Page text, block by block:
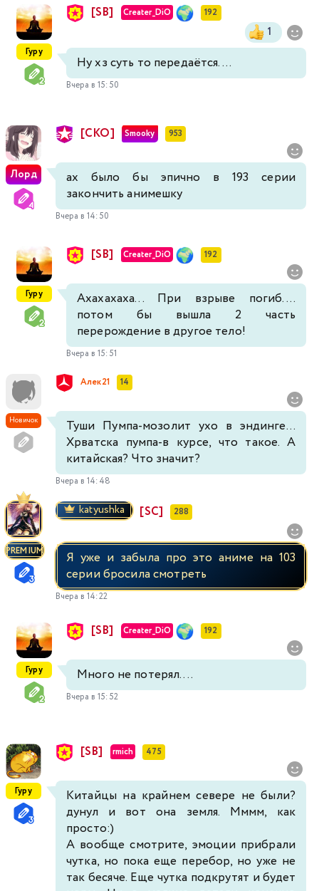
Гуру
[SB] Creater_DiO 192
1
Ну хз суть то передаётся....
Вчера в 15:50
Лорд
[СКО] Smooky 953
ах было бы эпично в 193 серии
закончить анимешку
Вчера в 14:50
Гуру
[SB] Creater_DiO 192
Ахахахаха... При взрыве погиб....
потом бы вышла 2 часть
перерождение в другое тело!
Вчера в 15:51
Новичок
Алек21 14
Туши Пумпа-мозолит ухо в эндинге...
Хрватска пумпа-в курсе, что такое. А
китайская? Что значит?
Вчера в 14:48
PREMIUM
katyushka [SC] 288
Я уже и забыла про это аниме на 103
серии бросила смотреть
Вчера в 14:22
Гуру
[SB] Creater_DiO 192
Много не потерял....
Вчера в 15:52
Гуру
[SB] rmich 475
Китайцы на крайнем севере не были?
дунул и вот она земля. Мммм, как
просто:)
А вообще смотрите, эмоции прибрали
чутка, но пока еще перебор, но уже не
так бесяче. Еще чутка подкрутят и будет